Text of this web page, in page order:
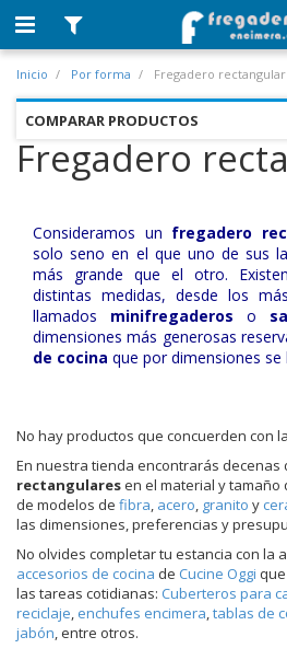
Inicio Por forma Fregadero rectangular
COMPARAR PRODUCTOS
Fregadero
Consideramos un fregadero
solo seno en el que uno de sus
más grande que el otro.
distintas medidas, desde los
llamados minifregaderos o
dimensiones más generosas
de cocina que por dimensiones
No hay productos que concuerden con
En nuestra tienda encontrarás decenas
rectangularesen el material y tamaño
de modelos de fibra, acero, granito y
las dimensiones, preferencias y
No olvides completar tu estancia con la
accesorios de cocina de Cucine Oggi
las tareas cotidianas: Cuberteros para
reciclaje, enchufes encimera,tablas de
jabón, entre otros.